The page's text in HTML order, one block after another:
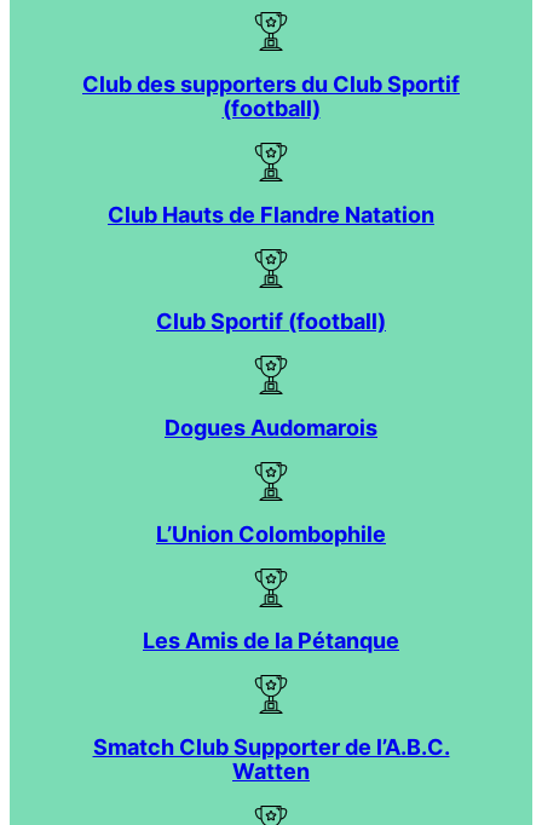
Club des supporters du Club Sportif
(football)
Club Hauts de Flandre Natation
Club Sportif (football)
Dogues Audomarois
L’Union Colombophile
Les Amis de la Pétanque
Smatch Club Supporter de l’A.B.C.
Watten